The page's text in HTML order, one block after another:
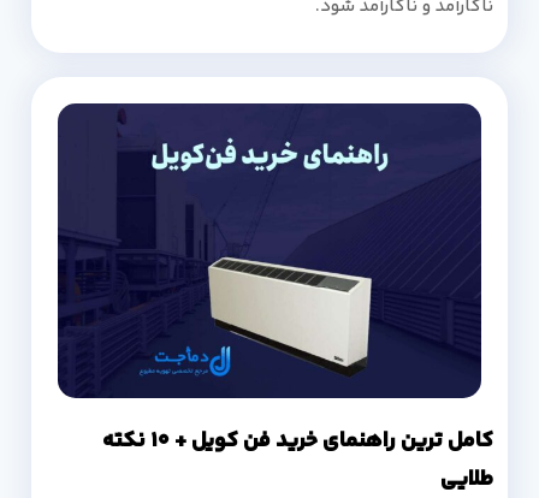
ناکارآمد و ناکارآمد شود.
کامل ترین راهنمای خرید فن کویل + 10 نکته
طلایی